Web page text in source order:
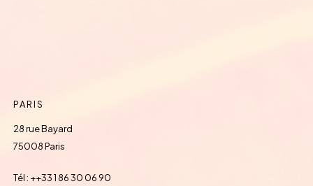
PARIS
28 rue Bayard
75008 Paris
Tél : ++33 1 86 30 06 90